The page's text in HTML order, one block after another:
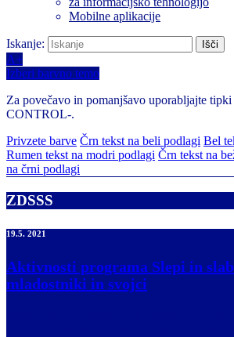
Mobilne aplikacije
Iskanje:
A+
Izberi barvno temo
Za povečavo in pomanjšavo uporabljajte
CONTROL-.
Privzete barve Črn tekst na beli podlagi Bel
Rumen tekst na modri podlagi Črn tekst na
na črni podlagi
ZDSSS
19.5. 2021
Aktivnosti programa Slepi in
mladostniki in svojci